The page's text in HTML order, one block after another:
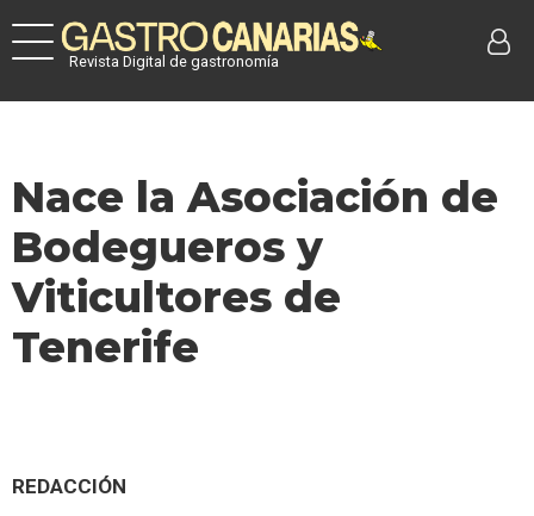
Revista Digital de gastronomía
Nace la Asociación de
Bodegueros y
Viticultores de
Tenerife
REDACCIÓN